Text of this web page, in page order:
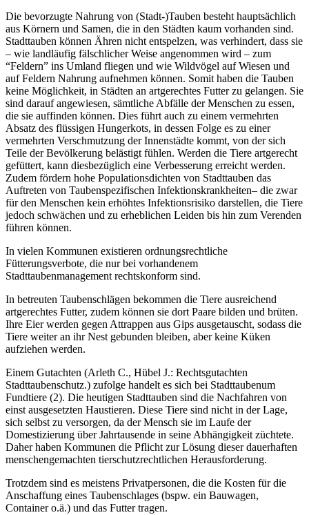
Die bevorzugte Nahrung von (Stadt-)Tauben besteht hauptsächlich
aus Körnern und Samen, die in den Städten kaum vorhanden sind.
Stadttauben können Ähren nicht entspelzen, was verhindert, dass sie
– wie landläufig fälschlicher Weise angenommen wird – zum
“Feldern” ins Umland fliegen und wie Wildvögel auf Wiesen und
auf Feldern Nahrung aufnehmen können. Somit haben die Tauben
keine Möglichkeit, in Städten an artgerechtes Futter zu gelangen. Sie
sind darauf angewiesen, sämtliche Abfälle der Menschen zu essen,
die sie auffinden können. Dies führt auch zu einem vermehrten
Absatz des flüssigen Hungerkots, in dessen Folge es zu einer
vermehrten Verschmutzung der Innenstädte kommt, von der sich
Teile der Bevölkerung belästigt fühlen. Werden die Tiere artgerecht
gefüttert, kann diesbezüglich eine Verbesserung erreicht werden.
Zudem fördern hohe Populationsdichten von Stadttauben das
Auftreten von Taubenspezifischen Infektionskrankheiten– die zwar
für den Menschen kein erhöhtes Infektionsrisiko darstellen, die Tiere
jedoch schwächen und zu erheblichen Leiden bis hin zum Verenden
führen können.
In vielen Kommunen existieren ordnungsrechtliche
Fütterungsverbote, die nur bei vorhandenem
Stadttaubenmanagement rechtskonform sind.
In betreuten Taubenschlägen bekommen die Tiere ausreichend
artgerechtes Futter, zudem können sie dort Paare bilden und brüten.
Ihre Eier werden gegen Attrappen aus Gips ausgetauscht, sodass die
Tiere weiter an ihr Nest gebunden bleiben, aber keine Küken
aufziehen werden.
Einem Gutachten (Arleth C., Hübel J.: Rechtsgutachten
Stadttaubenschutz.) zufolge handelt es sich bei Stadttaubenum
Fundtiere (2). Die heutigen Stadttauben sind die Nachfahren von
einst ausgesetzten Haustieren. Diese Tiere sind nicht in der Lage,
sich selbst zu versorgen, da der Mensch sie im Laufe der
Domestizierung über Jahrtausende in seine Abhängigkeit züchtete.
Daher haben Kommunen die Pflicht zur Lösung dieser dauerhaften
menschengemachten tierschutzrechtlichen Herausforderung.
Trotzdem sind es meistens Privatpersonen, die die Kosten für die
Anschaffung eines Taubenschlages (bspw. ein Bauwagen,
Container o.ä.) und das Futter tragen.